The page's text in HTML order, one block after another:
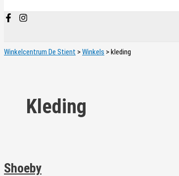
Winkelcentrum De Stient >Winkels >kleding
Kleding
Shoeby